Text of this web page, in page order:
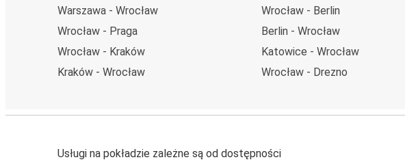
Warszawa - Wrocław
Wrocław - Praga
Wrocław - Kraków
Kraków - Wrocław
Wrocław - Berlin
Berlin - Wrocław
Katowice - Wrocław
Wrocław - Drezno
Usługi na pokładzie zależne są od dostępności